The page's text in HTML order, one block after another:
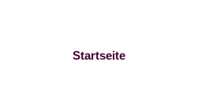
Startseite